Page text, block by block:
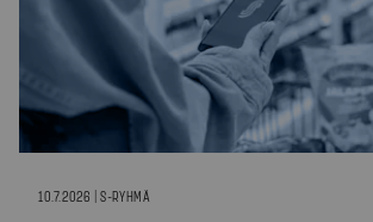
10.7.2026 | S-RYHMÄ